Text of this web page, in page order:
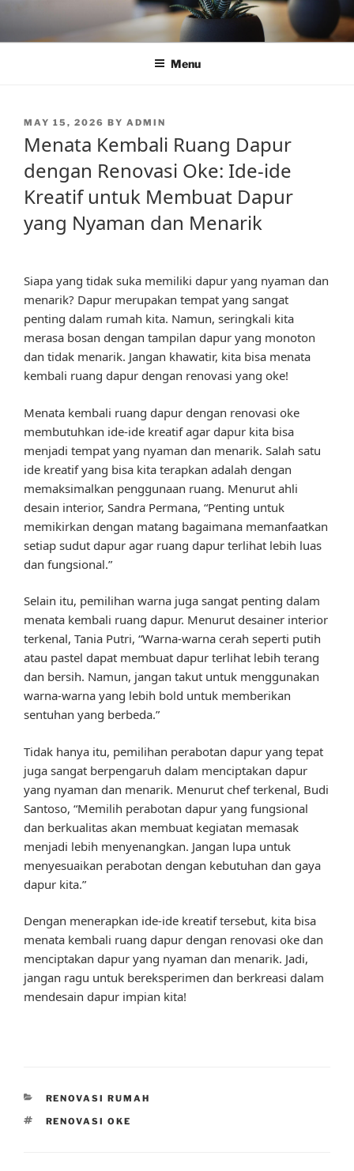
content
Menu
POSTED
MAY 15, 2026 BY ADMIN
Menata Kembali Ruang Dapur
dengan Renovasi Oke: Ide-ide
Kreatif untuk Membuat Dapur
yang Nyaman dan Menarik
Siapa yang tidak suka memiliki dapur yang nyaman dan
menarik? Dapur merupakan tempat yang sangat
penting dalam rumah kita. Namun, seringkali kita
merasa bosan dengan tampilan dapur yang monoton
dan tidak menarik. Jangan khawatir, kita bisa menata
kembali ruang dapur dengan renovasi yang oke!
Menata kembali ruang dapur dengan renovasi oke
membutuhkan ide-ide kreatif agar dapur kita bisa
menjadi tempat yang nyaman dan menarik. Salah satu
ide kreatif yang bisa kita terapkan adalah dengan
memaksimalkan penggunaan ruang. Menurut ahli
desain interior, Sandra Permana, “Penting untuk
memikirkan dengan matang bagaimana memanfaatkan
setiap sudut dapur agar ruang dapur terlihat lebih luas
dan fungsional.”
Selain itu, pemilihan warna juga sangat penting dalam
menata kembali ruang dapur. Menurut desainer interior
terkenal, Tania Putri, “Warna-warna cerah seperti putih
atau pastel dapat membuat dapur terlihat lebih terang
dan bersih. Namun, jangan takut untuk menggunakan
warna-warna yang lebih bold untuk memberikan
sentuhan yang berbeda.”
Tidak hanya itu, pemilihan perabotan dapur yang tepat
juga sangat berpengaruh dalam menciptakan dapur
yang nyaman dan menarik. Menurut chef terkenal, Budi
Santoso, “Memilih perabotan dapur yang fungsional
dan berkualitas akan membuat kegiatan memasak
menjadi lebih menyenangkan. Jangan lupa untuk
menyesuaikan perabotan dengan kebutuhan dan gaya
dapur kita.”
Dengan menerapkan ide-ide kreatif tersebut, kita bisa
menata kembali ruang dapur dengan renovasi oke dan
menciptakan dapur yang nyaman dan menarik. Jadi,
jangan ragu untuk bereksperimen dan berkreasi dalam
mendesain dapur impian kita!
CATEGORIES
RENOVASI RUMAH
TAGS
RENOVASI OKE